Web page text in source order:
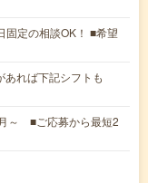
固定の相談OK！ ■希望
れば下記シフトも
～ ■ご応募から最短2